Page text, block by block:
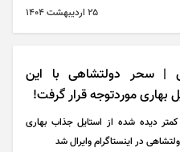
۲۵ ارديبهشت ۱۴۰۴
سحر دولتشاهی با این
بهاری موردتوجه قرار گرفت!
دیده شده از استایل جذاب بهاری
در اینستاگرام وایرال شد